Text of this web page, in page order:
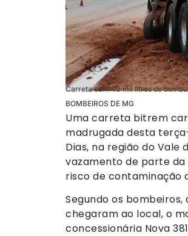
Carreta com 46 mil litros de
BOMBEIROS DE MG
Uma carreta bitrem
madrugada desta
Dias, na região do Vale
vazamento de parte da
risco de contaminação
Segundo os
chegaram ao local, o
concessionária Nova